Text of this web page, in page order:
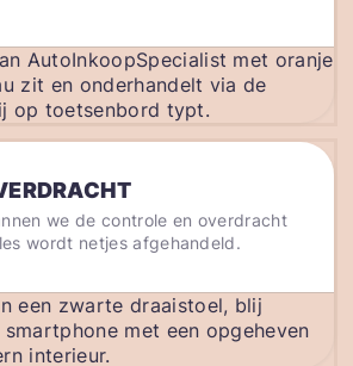
we de controle en overdracht
wordt netjes afgehandeld.